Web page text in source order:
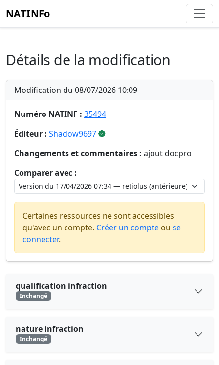
NATINFo
Détails de la modification
Modification du 08/07/2026 10:09
Numéro NATINF : 35494
Éditeur : Shadow9697
Changements et commentaires : ajout docpro
Comparer avec :
Certaines ressources ne sont accessibles
qu'avec un compte. Créer un compte ou se
connecter.
qualification infraction
Inchangé
nature infraction
Inchangé